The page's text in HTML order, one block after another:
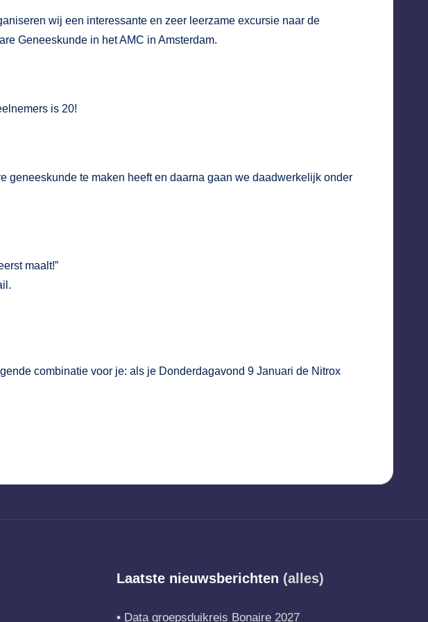
wij een interessante en zeer leerzame excursie naar de
Geneeskunde in het AMC in Amsterdam.
is 20!
geneeskunde te maken heeft en daarna gaan we daadwerkelijk onder
maalt!”
combinatie voor je: als je Donderdagavond 9 Januari de Nitrox
Laatste nieuwsberichten (alles)
Data groepsduikreis Bonaire 2027